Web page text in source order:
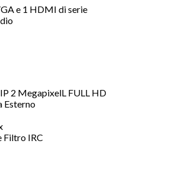
e 1 HDMI di serie
2 MegapixelL FULL HD
Esterno
Filtro IRC